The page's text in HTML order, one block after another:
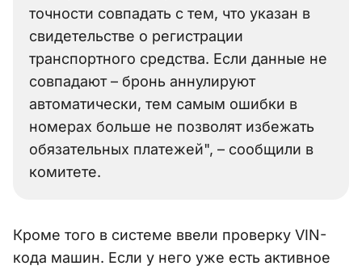
точности совпадать с тем, что указан в
свидетельстве о регистрации
транспортного средства. Если данные не
совпадают – бронь аннулируют
автоматически, тем самым ошибки в
номерах больше не позволят избежать
обязательных платежей", – сообщили в
комитете.
Кроме того в системе ввели проверку VIN-
кода машин. Если у него уже есть активное